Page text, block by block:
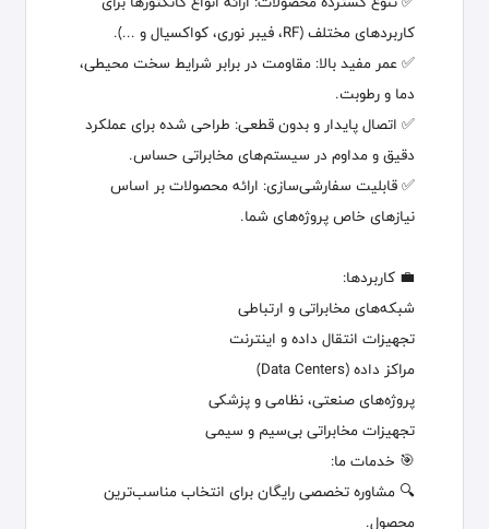
کاربردهای مختلف (RF، فیبر نوری، کواکسیال و ...).
✅ عمر مفید بالا: مقاومت در برابر شرایط سخت محیطی،
دما و رطوبت.
✅ اتصال پایدار و بدون قطعی: طراحی شده برای عملکرد
دقیق و مداوم در سیستم‌های مخابراتی حساس.
✅ قابلیت سفارشی‌سازی: ارائه محصولات بر اساس
نیازهای خاص پروژه‌های شما.
💼 کاربردها:
شبکه‌های مخابراتی و ارتباطی
تجهیزات انتقال داده و اینترنت
مراکز داده (Data Centers)
پروژه‌های صنعتی، نظامی و پزشکی
تجهیزات مخابراتی بی‌سیم و سیمی
🎯 خدمات ما:
🔍 مشاوره تخصصی رایگان برای انتخاب مناسب‌ترین
محصول.